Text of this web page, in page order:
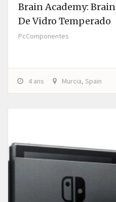
Brain Academy:
De Vidro Temperado
PcComponentes
4 ans Murcia, Spain